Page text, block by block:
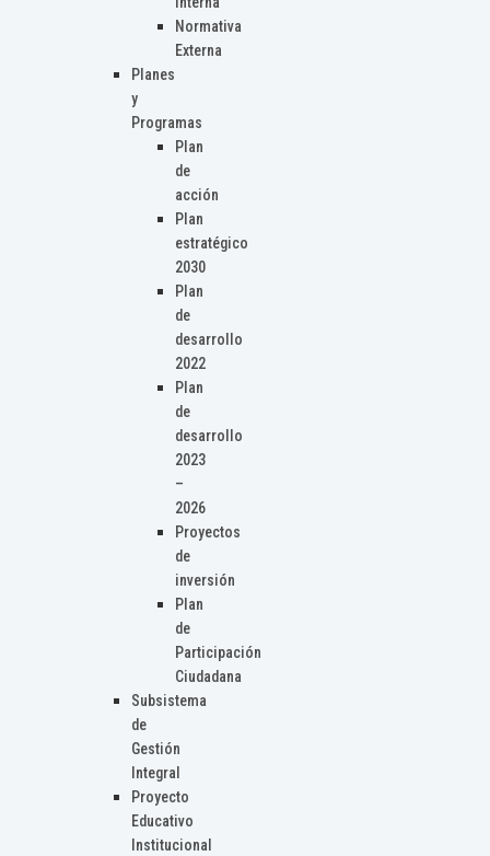
Normativa
Externa
Planes
y
Programas
Plan
de
acción
Plan
estratégico
2030
Plan
de
desarrollo
2022
Plan
de
desarrollo
2023
–
2026
Proyectos
de
inversión
Plan
de
Participación
Ciudadana
Subsistema
de
Gestión
Integral
Proyecto
Educativo
Institucional